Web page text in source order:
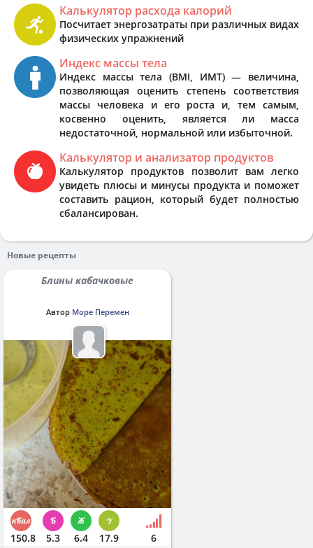
Калькулятор расхода калорий
Посчитает энергозатраты при различных видах
физических упражнений
Индекс массы тела
Индекс массы тела (BMI, ИМТ) — величина,
позволяющая оценить степень соответствия
массы человека и его роста и, тем самым,
косвенно оценить, является ли масса
недостаточной, нормальной или избыточной.
Калькулятор и анализатор продуктов
Калькулятор продуктов позволит вам легко
увидеть плюсы и минусы продукта и поможет
составить рацион, который будет полностью
сбалансирован.
Новые рецепты
Блины кабачковые
Автор Море Перемен
150.8 5.3 6.4 17.9 6